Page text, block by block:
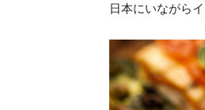
日本にいながら